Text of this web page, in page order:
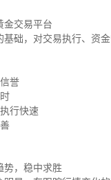
金交易平台
础，对交易执行、资
誉
行快速
势，稳中求胜